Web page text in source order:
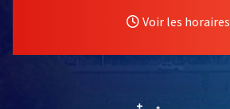
Voir les horaires